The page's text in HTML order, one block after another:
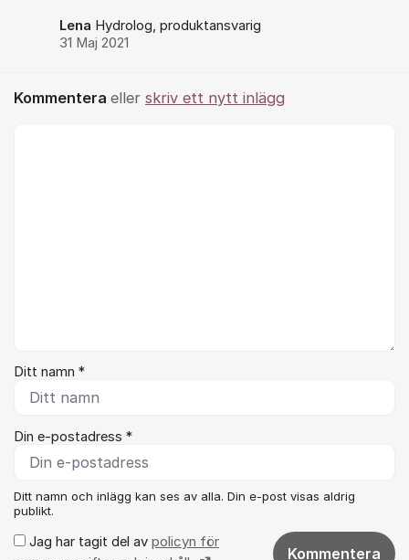
Lena Hydrolog, produktansvarig
31 Maj 2021
Kommentera eller skriv ett nytt inlägg
Ditt namn *
Din e-postadress *
Ditt namn och inlägg kan ses av alla. Din e-post visas aldrig
publikt.
Jag har tagit del av policyn för
Kommentera